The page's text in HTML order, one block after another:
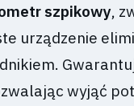
szpikowy,
urządzenie
wyjąć